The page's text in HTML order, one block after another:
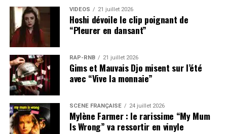
VIDEOS 21 juillet 2026
Hoshi dévoile le clip poignant de
“Pleurer en dansant”
RAP-RNB 21 juillet 2026
Gims et Mauvais Djo misent sur l’été
avec “Vive la monnaie”
SCÈNE FRANÇAISE 24 juillet 2026
Mylène Farmer : le rarissime “My Mum
Is Wrong” va ressortir en vinyle